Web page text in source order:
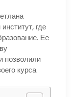
где
Ее
позволили
курса.